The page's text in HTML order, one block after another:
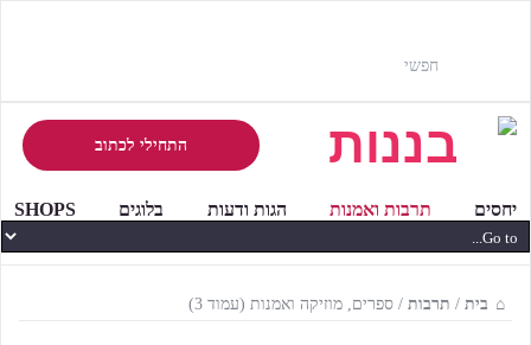
התחילי לכתוב
יחסים תרבות ואמנות הגות ודעות בלוגים SHOPS
בית / תרבות / ספרים, מוזיקה ואמנות (עמוד 3)